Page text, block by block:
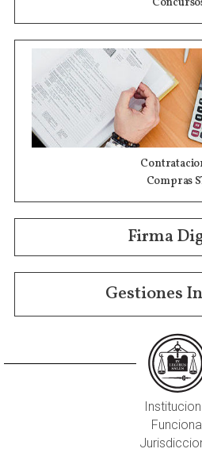
Compras
Firma
Gestiones
Funcional